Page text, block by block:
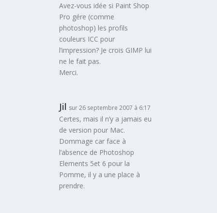
Avez-vous idée si Paint Shop
Pro gére (comme
photoshop) les profils
couleurs ICC pour
l’impression? Je crois GIMP lui
ne le fait pas.
Merci.
Jil sur 26 septembre 2007 à 6:17
Certes, mais il n’y a jamais eu
de version pour Mac.
Dommage car face à
l’absence de Photoshop
Elements 5et 6 pour la
Pomme, il y a une place à
prendre.